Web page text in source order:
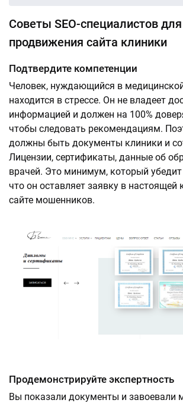
Советы SEO-специалистов для
продвижения сайта клиники
Подтвердите компетенции
Человек, нуждающийся в
находится в стрессе. Он не владеет
информацией и должен на 100%
чтобы следовать рекомендациям.
должны быть документы клиники и
Лицензии, сертификаты, данные об
врачей. Это минимум, который убедит
что он оставляет заявку в настоящей
сайте мошенников.
Продемонстрируйте экспертность
Вы показали документы и завоевали